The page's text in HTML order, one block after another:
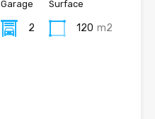
Garage
2
Surface
120 m2